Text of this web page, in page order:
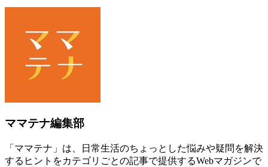
ママテナ編集部
「ママテナ」は、日常生活のちょっとした悩みや疑問を解決
するヒントをカテゴリごとの記事で提供するWebマガジンで